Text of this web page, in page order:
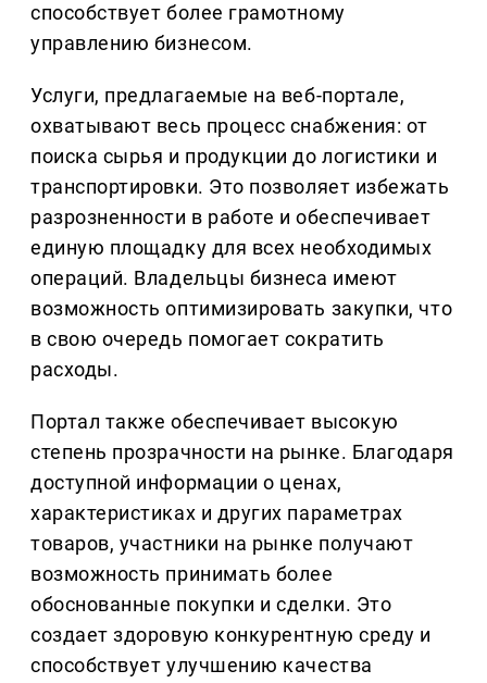
способствует более грамотному
управлению бизнесом.
Услуги, предлагаемые на веб-портале,
охватывают весь процесс снабжения: от
поиска сырья и продукции до логистики и
транспортировки. Это позволяет избежать
разрозненности в работе и обеспечивает
единую площадку для всех необходимых
операций. Владельцы бизнеса имеют
возможность оптимизировать закупки, что
в свою очередь помогает сократить
расходы.
Портал также обеспечивает высокую
степень прозрачности на рынке. Благодаря
доступной информации о ценах,
характеристиках и других параметрах
товаров, участники на рынке получают
возможность принимать более
обоснованные покупки и сделки. Это
создает здоровую конкурентную среду и
способствует улучшению качества